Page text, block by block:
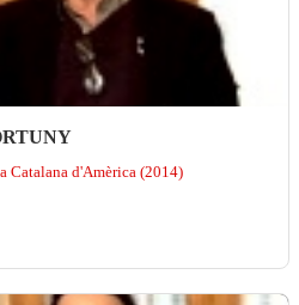
Catalana d'Amèrica (2014)